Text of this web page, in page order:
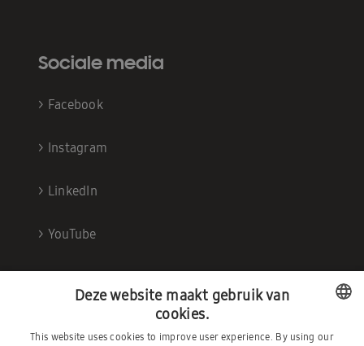
Sociale media
> Facebook
> Instagram
> LinkedIn
> YouTube
DUTCH
Deze website maakt gebruik van
cookies.
This website uses cookies to improve user experience. By using our